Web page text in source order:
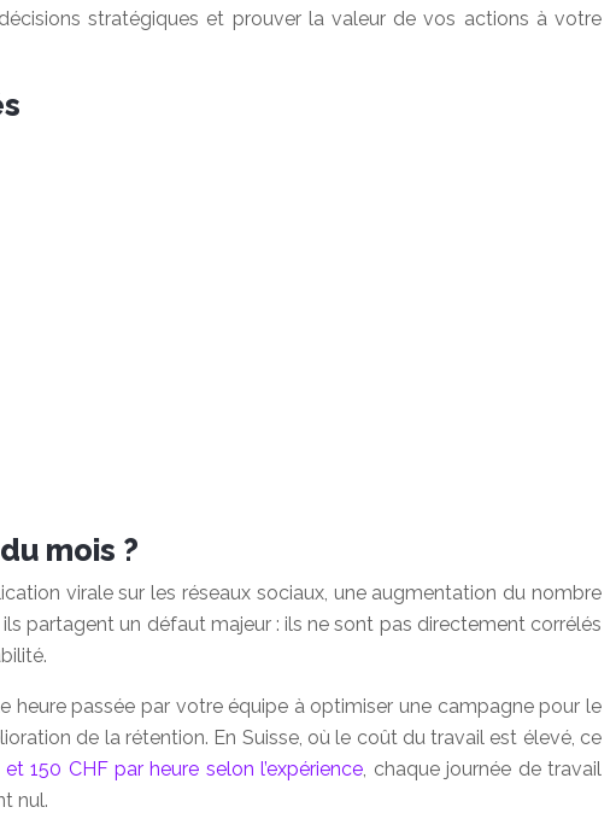
stratégiques et prouver la valeur de vos actions à votre
mois ?
virale sur les réseaux sociaux, une augmentation du nombre
partagent un défaut majeur : ils ne sont pas directement corrélés
heure passée par votre équipe à optimiser une campagne pour le
de la rétention. En Suisse, où le coût du travail est élevé, ce
150 CHF par heure selon l’expérience, chaque journée de travail
nul.